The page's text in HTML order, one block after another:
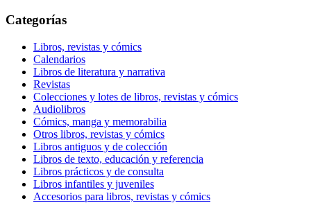
Categorías
Libros, revistas y cómics
Calendarios
Libros de literatura y narrativa
Revistas
Colecciones y lotes de libros, revistas y cómics
Audiolibros
Cómics, manga y memorabilia
Otros libros, revistas y cómics
Libros antiguos y de colección
Libros de texto, educación y referencia
Libros prácticos y de consulta
Libros infantiles y juveniles
Accesorios para libros, revistas y cómics